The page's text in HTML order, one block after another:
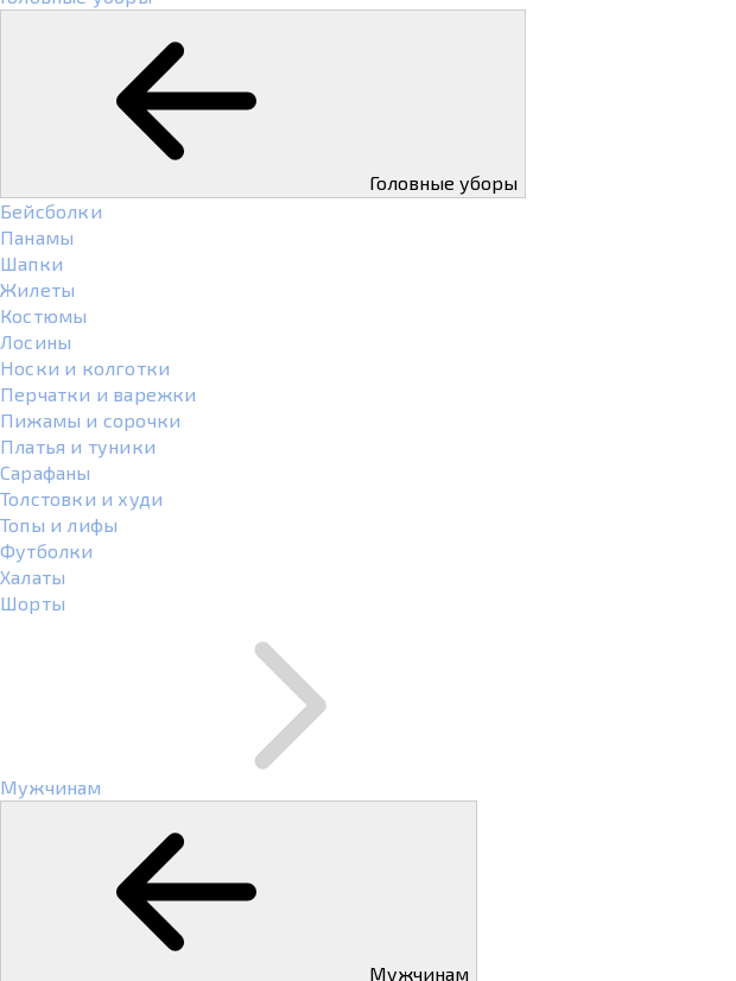
Головные уборы
Бейсболки
Панамы
Шапки
Жилеты
Костюмы
Лосины
Носки и колготки
Перчатки и варежки
Пижамы и сорочки
Платья и туники
Сарафаны
Толстовки и худи
Топы и лифы
Футболки
Халаты
Шорты
Мужчинам
Мужчинам